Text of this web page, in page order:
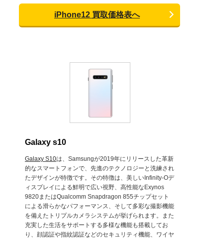
iPhone12 買取価格表へ
Galaxy s10
Galaxy S10は、Samsungが2019年にリリースした革新
的なスマートフォンで、先進のテクノロジーと洗練され
たデザインが特徴です。その特徴は、美しいInfinity-Oデ
ィスプレイによる鮮明で広い視野、高性能なExynos
9820またはQualcomm Snapdragon 855チップセット
による滑らかなパフォーマンス、そして多彩な撮影機能
を備えたトリプルカメラシステムが挙げられます。また
充実した生活をサポートする多様な機能も搭載してお
り、顔認証や指紋認証などのセキュリティ機能、ワイヤ